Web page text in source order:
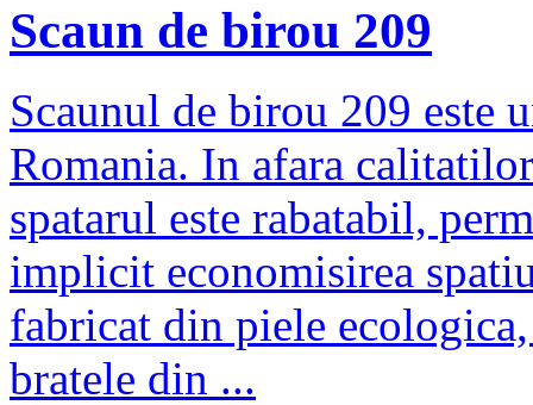
Scaun de birou 209
Scaunul de birou 209 este
Romania. In afara
spatarul este rabatabil,
implicit economisirea
fabricat din piele
bratele din ...